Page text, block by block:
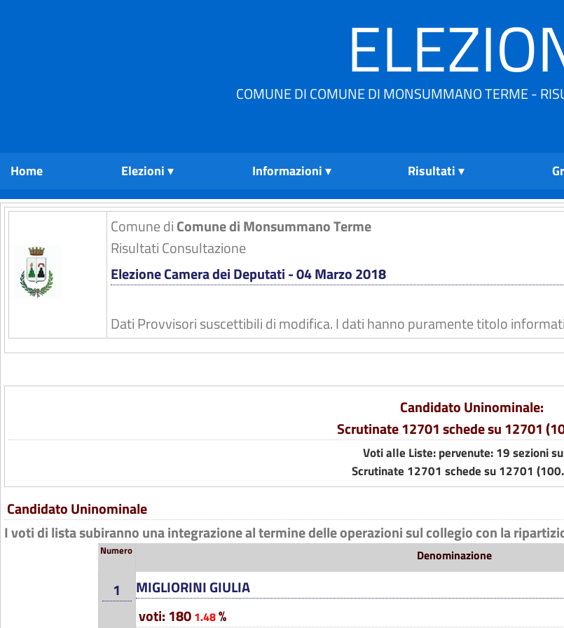
COMUNE DI COMUNE DI MONSUMMANO TERME -
Home Elezioni Informazioni Risultati
Comune diComune di Monsummano Terme
Risultati Consultazione
Elezione Camera dei Deputati - 04 Marzo 2018
Dati Provvisori suscettibili di modifica. I dati hanno puramente titolo
Candidato Uninominale:
Scrutinate 12701 schede su 12701
Voti alle Liste: pervenute: 19 sezioni
Scrutinate 12701 schede su 12701
Candidato Uninominale
I voti di lista subiranno una integrazione al termine delle operazioni sul collegio con la
Numero Denominazione
1
MIGLIORINI GIULIA
voti: 180 1.48%